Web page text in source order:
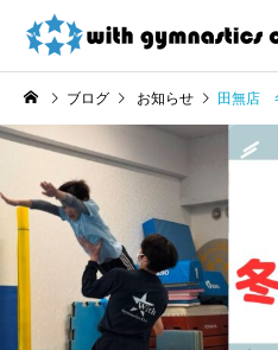
お知らせ
ブログ お知らせ 田無店